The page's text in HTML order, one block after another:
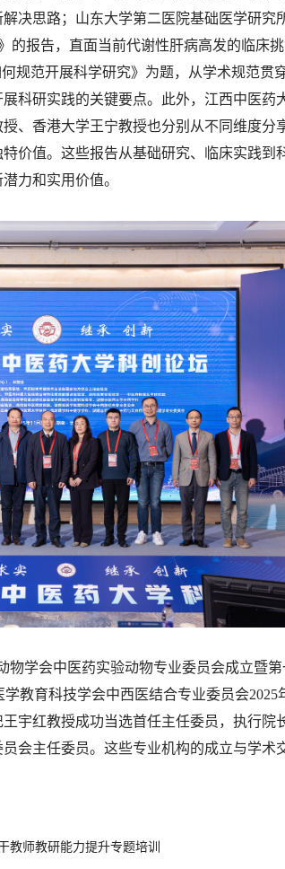
决思路；山东大学第二医院基础医学研究
的报告，直面当前代谢性肝病高发的临床
规范开展科学研究》为题，从学术规范贯
科研实践的关键要点。此外，江西中医药
、香港大学王宁教授也分别从不同维度分
价值。这些报告从基础研究、临床实践到
力和实用价值。
物学会中医药实验动物专业委员会成立暨
育科技学会中西医结合专业委员会2025
宇红教授成功当选首任主任委员，执行院
会主任委员。这些专业机构的成立与学术
教师教研能力提升专题培训